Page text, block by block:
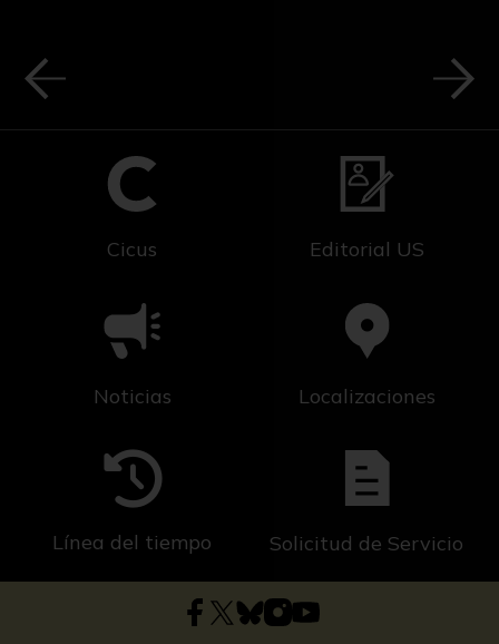
Cicus Editorial US
Noticias Localizaciones
Línea del tiempo Solicitud de Servicio